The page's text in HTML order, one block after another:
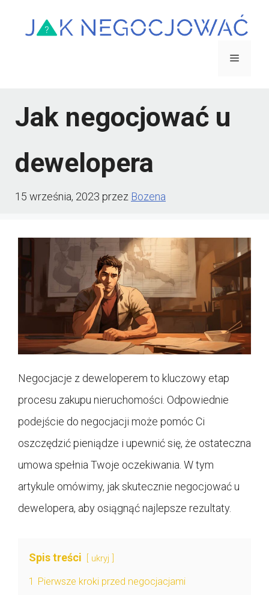
Menu
Jak negocjować u
dewelopera
15 września, 2023 przez Bozena
Negocjacje z deweloperem to kluczowy etap
procesu zakupu nieruchomości. Odpowiednie
podejście do negocjacji może pomóc Ci
oszczędzić pieniądze i upewnić się, że ostateczna
umowa spełnia Twoje oczekiwania. W tym
artykule omówimy, jak skutecznie negocjować u
dewelopera, aby osiągnąć najlepsze rezultaty.
Spis treści ukryj
1 Pierwsze kroki przed negocjacjami